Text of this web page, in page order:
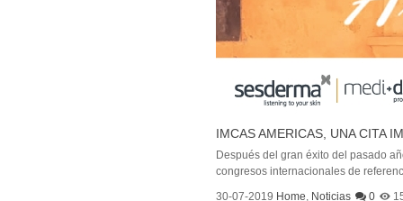
IMCAS AMERICAS, UNA CITA
Después del gran éxito del pasado
congresos internacionales de
30-07-2019 Home, Noticias 0